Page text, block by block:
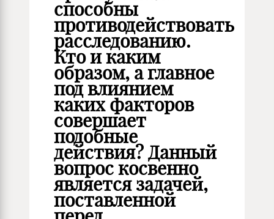
способны
противодействовать
расследованию.
Кто и каким
образом, а главное
под влиянием
каких факторов
совершает
подобные
действия? Данный
вопрос косвенно
является задачей,
поставленной